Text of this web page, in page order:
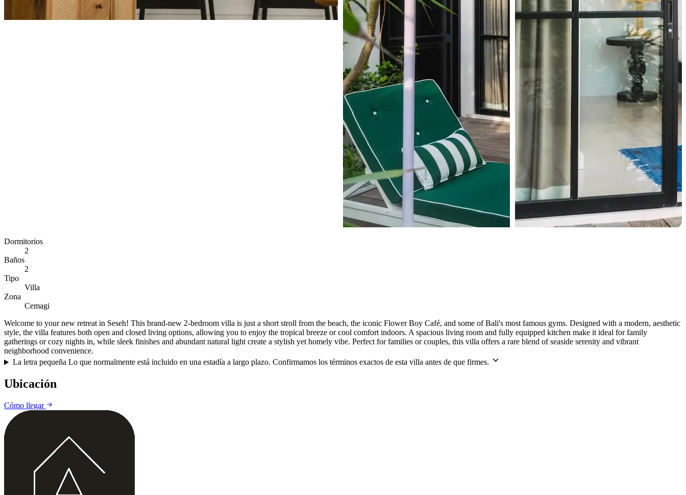
Dormitorios
2
Baños
2
Tipo
Villa
Zona
Cemagi
Welcome to your new retreat in Seseh! This brand-new 2-bedroom villa is just a short stroll from the beach, the iconic Flower Boy Café, and some of Bali's most famous gyms. Designed with a modern, aesthetic
style, the villa features both open and closed living options, allowing you to enjoy the tropical breeze or cool comfort indoors. A spacious living room and fully equipped kitchen make it ideal for family
gatherings or cozy nights in, while sleek finishes and abundant natural light create a stylish yet homely vibe. Perfect for families or couples, this villa offers a rare blend of seaside serenity and vibrant
neighborhood convenience.
La letra pequeña Lo que normalmente está incluido en una estadía a largo plazo. Confirmamos los términos exactos de esta villa antes de que firmes.
Ubicación
Cómo llegar